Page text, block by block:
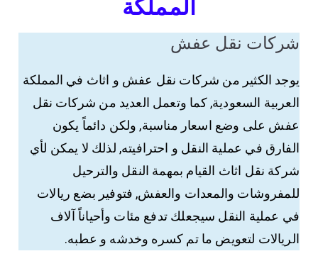
المملكة
شركات نقل عفش​
يوجد الكثير من شركات نقل عفش و اثاث في المملكة
العربية السعودية, كما وتعمل العديد من شركات نقل
عفش على وضع اسعار مناسبة, ولكن دائماً يكون
الفارق في عملية النقل و احترافيته, لذلك لا يمكن لأي
شركة نقل اثاث القيام بمهمة النقل والترحيل
للمفروشات والمعدات والعفش, فتوفير بضع ريالات
في عملية النقل سيجعلك تدفع مئات وأحياناً آلاف
الريالات لتعويض ما تم كسره وخدشه و عطبه.